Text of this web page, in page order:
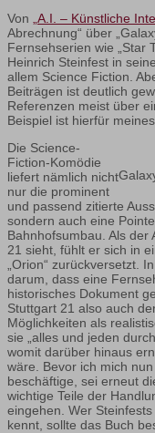
Von „A.I. – Künstliche
Abrechnung“ über
Fernsehserien wie „Star
Heinrich Steinfest in
allem Science Fiction.
Beiträgen ist deutlich
Referenzen meist über
Beispiel ist hierfür
Die Science-
Fiction-Komödie
liefert nämlich nicht
nur die prominent
und passend zitierte
sondern auch eine
Bahnhofsumbau. Als
21 sieht, fühlt er sich in
„Orion“ zurückversetzt.
darum, dass eine
historisches Dokument
Stuttgart 21 also auch
Möglichkeiten als
sie „alles und jeden
womit darüber hinaus
wäre. Bevor ich mich
beschäftige, sei erneut
wichtige Teile der
eingehen. Wer
kennt, sollte das Buch